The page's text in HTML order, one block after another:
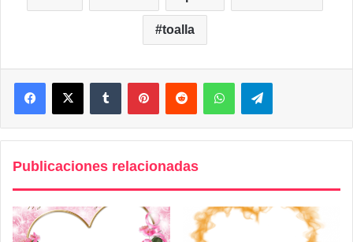
toalla
FacebookX Tumblr PinterestReddit WhatsAppTelegram
Publicaciones relacionadas